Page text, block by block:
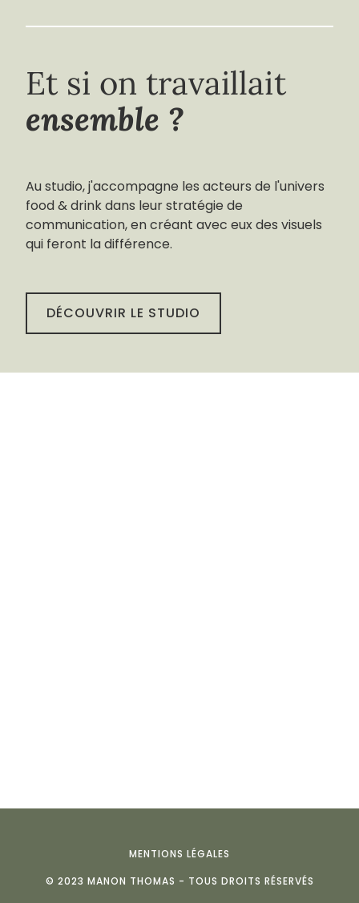
Et si on travaillait
ensemble ?
Au studio, j'accompagne les acteurs de l'univers
food & drink dans leur stratégie de
communication, en créant avec eux des visuels
qui feront la différence.
DÉCOUVRIR LE STUDIO
© 2023 MANON THOMAS - TOUS DROITS RÉSERVÉS
MENTIONS LÉGALES